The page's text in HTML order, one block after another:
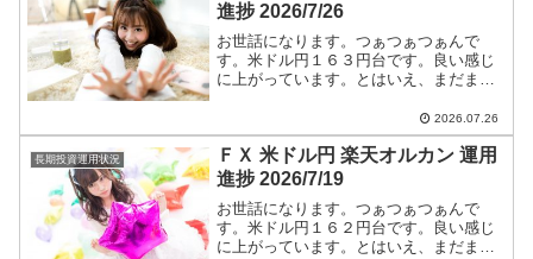
進捗 2026/7/26
お世話になります。つぁつぁつぁんで
す。米ドル円１６３円台です。良い感じ
に上がっています。とはいえ、まだまだ
す。米ドル円ショートエントリー手法と
今後のつぁつぁつぁん戦略は【米ドル
円】に全て書いています。
2026.07.26
長期投資運用状況
ＦＸ 米ドル円 楽天オルカン 運用
進捗 2026/7/19
お世話になります。つぁつぁつぁんで
す。米ドル円１６２円台です。良い感じ
に上がっています。とはいえ、まだまだ